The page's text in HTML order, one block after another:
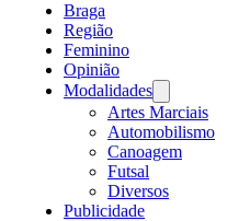
Braga
Região
Feminino
Opinião
Modalidades
Artes Marciais
Automobilismo
Canoagem
Futsal
Diversos
Publicidade